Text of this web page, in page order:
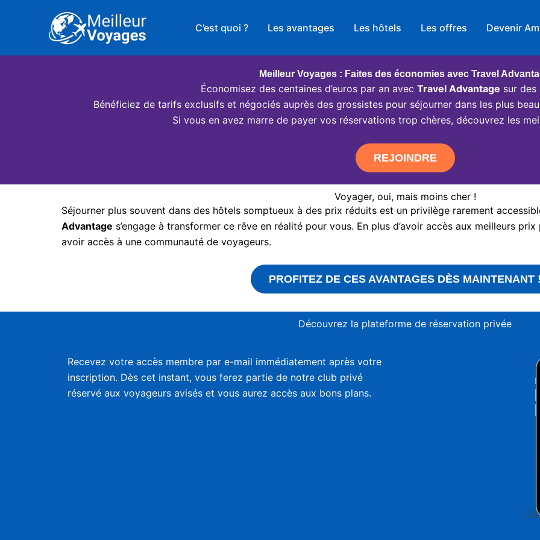
C’est quoi ? Les avantages Les hôtels Les offres Devenir
Meilleur Voyages : Faites des économies avec Travel
Économisez des centaines d’euros par an avec Travel Advantage sur des
Bénéficiez de tarifs exclusifs et négociés auprès des grossistes pour séjourner dans les plus
Si vous en avez marre de payer vos réservations trop chères, découvrez les
REJOINDRE
Voyager, oui, mais moins cher !
Séjourner plus souvent dans des hôtels somptueux à des prix réduits est un privilège rarement
Advantage s’engage à transformer ce rêve en réalité pour vous. En plus d’avoir accès aux meilleurs
avoir accès à une communauté de voyageurs.
PROFITEZ DE CES AVANTAGES DÈS MAINTENANT
Découvrez la plateforme de réservation privée
Recevez votre accès membre par e-mail immédiatement après votre
inscription. Dès cet instant, vous ferez partie de notre club privé
réservé aux voyageurs avisés et vous aurez accès aux bons plans.